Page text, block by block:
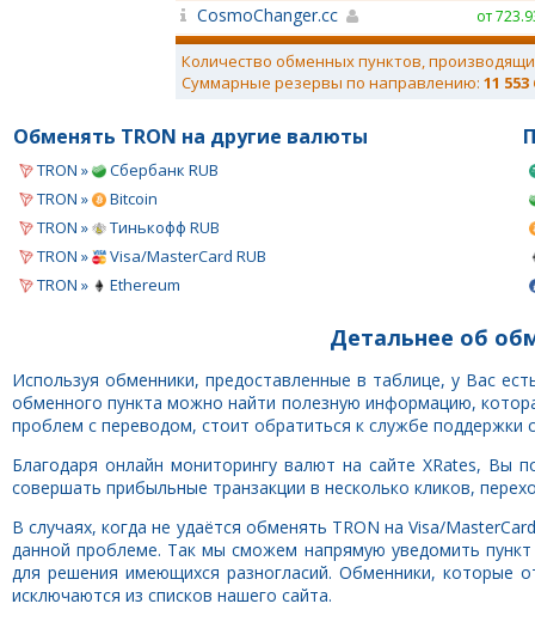
CosmoChanger.cc от
Количество обменных пунктов,
Суммарные резервы по направлению: 11 553
Обменять TRON на другие валюты
TRON »
Сбербанк RUB
TRON »
Bitcoin
TRON »
Тинькофф RUB
TRON »
Visa/MasterCard RUB
TRON »
Ethereum
Детальнее об
Используя обменники, предоставленные в таблице, у Вас
обменного пункта можно найти полезную информацию,
проблем с переводом, стоит обратиться к службе
Благодаря онлайн мониторингу валют на сайте XRates, Вы
совершать прибыльные транзакции в несколько кликов,
В случаях, когда не удаётся обменять TRON на Visa/
данной проблеме. Так мы сможем напрямую уведомить
для решения имеющихся разногласий. Обменники, которые
исключаются из списков нашего сайта.